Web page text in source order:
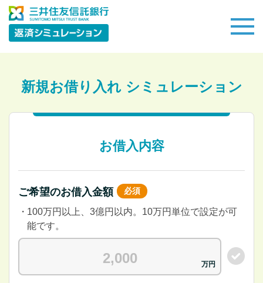
新規お借り入れ シミュレーション
お借入内容
ご希望のお借入金額 必須
100万円以上、3億円以内。10万円単位で設定が可
能です。